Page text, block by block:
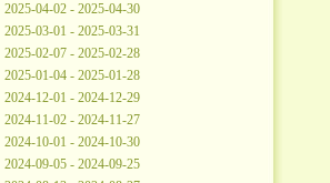
2025-04-02 - 2025-04-30
2025-03-01 - 2025-03-31
2025-02-07 - 2025-02-28
2025-01-04 - 2025-01-28
2024-12-01 - 2024-12-29
2024-11-02 - 2024-11-27
2024-10-01 - 2024-10-30
2024-09-05 - 2024-09-25